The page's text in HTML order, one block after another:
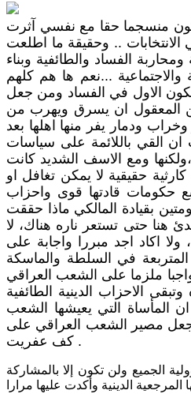
منسجما حقا مع نفسي آثرت
.. وحقيقة ما اطلعت
الفساد والطائفية وبناء
والاجتماعية ...نعم ها هم كلهم
الاول في الفساد ومن جعل
من المعقول ان يسرق ويهرب من
ودمار يفر منها اهلها بعد
ان القي باللائمة على سياسات
،ولكنها ومع الاسف الشديد كانت
حقيقية لا يمكن تغافل او
حكومات قادتها قوى واحزاب
بقيادة المالكي ماذا حققت
هنا حتى تستعر ناره هناك، لا
اكاد اجد مبررا واجابة على
في السلطة والماسكة
ملزما على الشعب العراقي
الاحزاب الدينية الطائفية
المأساة التي يعيشها الشعب
وجعل مصير الشعب العراقي على
كف عفريت .
الجميع ولن تكون إلا بالمشاركة